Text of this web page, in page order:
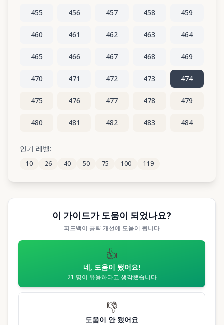
455
456 457 458 459
460 461 462 463 464
465 466 467 468 469
470 471 472 473 474
475 476 477 478 479
480 481 482 483 484
485
490 491 492 493
인기 레벨:
10 26 40 50 75 100 119
이 가이드가 도움이 되었나요?
피드백이 공략 개선에 도움이 됩니다
👍
네, 도움이 됐어요!
21 명이 유용하다고 생각했습니다
👎
도움이 안 됐어요